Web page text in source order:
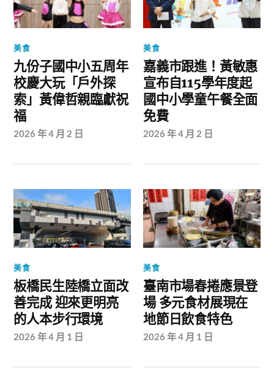
美食
九份子國中小五周年
校慶大玩「戶外探
索」黃偉哲親臨獻祝
福
2026 年 4 月 2 日
美食
嘉義市跟進！黃敏惠
宣布自115學年度起
國中小學童午餐全面
免費
2026 年 4 月 2 日
美食
板橋民生陸橋立面改
善完成 迎來更明亮
的人本步行環境
2026 年 4 月 1 日
美食
臺南市場春捲應景登
場 多元食材展現在
地節日飲食特色
2026 年 4 月 1 日